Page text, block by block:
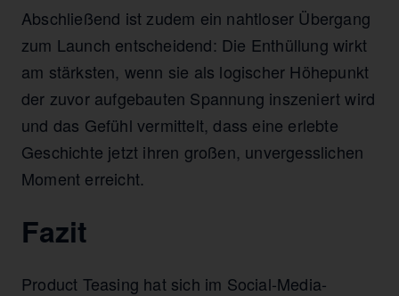
Abschließend ist zudem ein nahtloser Übergang
zum Launch entscheidend: Die Enthüllung wirkt
am stärksten, wenn sie als logischer Höhepunkt
der zuvor aufgebauten Spannung inszeniert wird
und das Gefühl vermittelt, dass eine erlebte
Geschichte jetzt ihren großen, unvergesslichen
Moment erreicht.
Fazit
Product Teasing hat sich im Social-Media-